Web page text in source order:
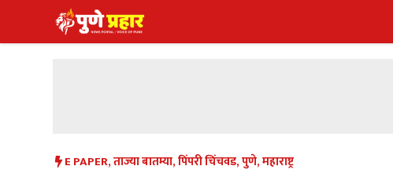
to
E PAPER,ताज्या बातम्या,पिंपरी चिंचवड,पुणे,महाराष्ट्र